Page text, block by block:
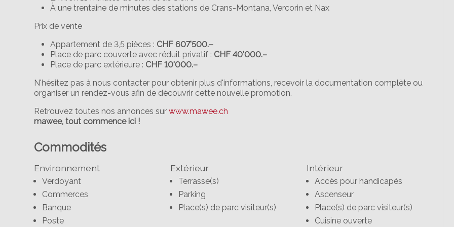
À une trentaine de minutes des stations de Crans-Montana, Vercorin et Nax
Prix de vente
Appartement de 3,5 pièces : CHF 607'500.–
Place de parc couverte avec réduit privatif : CHF 40'000.–
Place de parc extérieure : CHF 10'000.–
N'hésitez pas à nous contacter pour obtenir plus d'informations, recevoir la documentation complète ou
organiser un rendez-vous afin de découvrir cette nouvelle promotion.
Retrouvez toutes nos annonces surwww.mawee.ch
mawee, tout commence ici !
Commodités
Environnement
Verdoyant
Commerces
Banque
Poste
Extérieur
Terrasse(s)
Parking
Place(s) de parc visiteur(s)
Intérieur
Accès pour handicapés
Ascenseur
Place(s) de parc visiteur(s)
Cuisine ouverte